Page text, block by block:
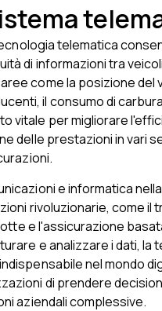
telematica
di informazioni tra
come la posizione del
il consumo di
vitale per migliorare
delle prestazioni in vari
e informatica
rivoluzionarie, come il
e l'assicurazione
e analizzare i dati, la
nel mondo
di prendere
aziendali complessive.